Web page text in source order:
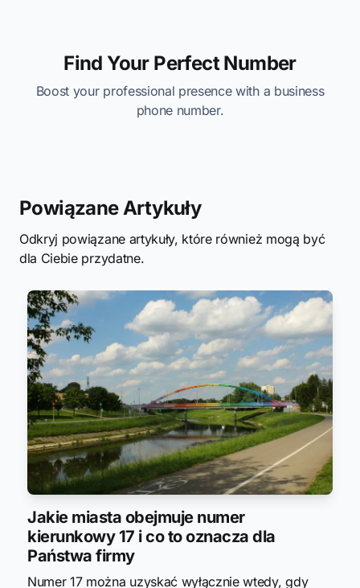
Find Your Perfect Number
Boost your professional presence with a business
phone number.
Powiązane Artykuły
Odkryj powiązane artykuły, które również mogą być
dla Ciebie przydatne.
Jakie miasta obejmuje numer
kierunkowy 17 i co to oznacza dla
Państwa firmy
Numer 17 można uzyskać wyłącznie wtedy, gdy